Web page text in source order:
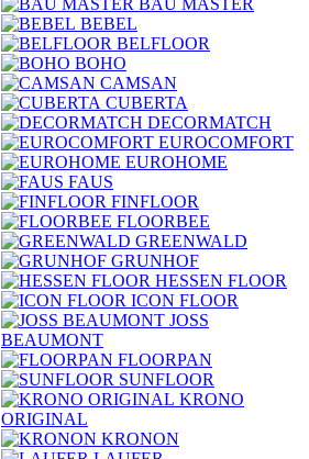
BAU MASTER
BEBEL
BELFLOOR
BOHO
CAMSAN
CUBERTA
DECORMATCH
EUROCOMFORT
EUROHOME
FAUS
FINFLOOR
FLOORBEE
GREENWALD
GRUNHOF
HESSEN FLOOR
ICON FLOOR
JOSS
BEAUMONT
FLOORPAN
SUNFLOOR
KRONO
ORIGINAL
KRONON